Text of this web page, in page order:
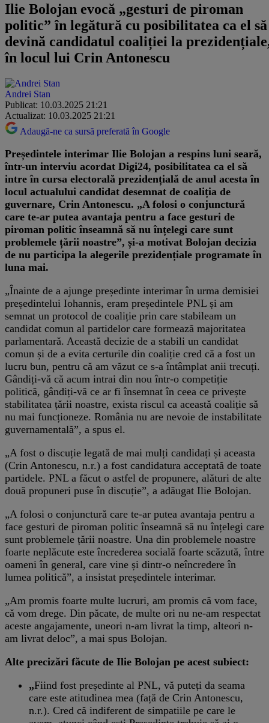
Ilie Bolojan evocă „gesturi de piroman
politic” în legătură cu posibilitatea ca el să
devină candidatul coaliției la
în locul lui Crin Antonescu
Andrei Stan
Publicat: 10.03.2025 21:21
Actualizat: 10.03.2025 21:21
Adaugă-ne ca sursă preferată în Google
Președintele interimar Ilie Bolojan a respins luni seară,
într-un interviu acordat Digi24, posibilitatea ca el să
intre în cursa electorală prezidențială de anul acesta în
locul actualului candidat desemnat de coaliția de
guvernare, Crin Antonescu. „A folosi o conjunctură
care te-ar putea avantaja pentru a face gesturi de
piroman politic înseamnă să nu înțelegi care sunt
problemele țării noastre”, și-a motivat Bolojan decizia
de nu participa la alegerile prezidențiale programate în
luna mai.
„Înainte de a ajunge președinte interimar în urma demisiei
președintelui Iohannis, eram președintele PNL și am
semnat un protocol de coaliție prin care stabileam un
candidat comun al partidelor care formează majoritatea
parlamentară. Această decizie de a stabili un candidat
comun și de a evita certurile din coaliție cred că a fost un
lucru bun, pentru că am văzut ce s-a întâmplat anii trecuți.
Gândiți-vă că acum intrai din nou într-o competiție
politică, gândiți-vă ce ar fi însemnat în ceea ce privește
stabilitatea țării noastre, exista riscul ca această coaliție să
nu mai funcționeze. România nu are nevoie de instabilitate
guvernamentală”, a spus el.
„A fost o discuție legată de mai mulți candidați și aceasta
(Crin Antonescu, n.r.) a fost candidatura acceptată de toate
partidele. PNL a făcut o astfel de propunere, alături de alte
două propuneri puse în discuție”, a adăugat Ilie Bolojan.
„A folosi o conjunctură care te-ar putea avantaja pentru a
face gesturi de piroman politic înseamnă să nu înțelegi care
sunt problemele țării noastre. Una din problemele noastre
foarte neplăcute este încrederea socială foarte scăzută, între
oameni în general, care vine și dintr-o neîncredere în
lumea politică”, a insistat președintele interimar.
„Am promis foarte multe lucruri, am promis că vom face,
că vom drege. Din păcate, de multe ori nu ne-am respectat
aceste angajamente, uneori n-am livrat la timp, alteori n-
am livrat deloc”, a mai spus Bolojan.
Alte precizări făcute de Ilie Bolojan pe acest subiect:
„Fiind fost președinte al PNL, vă puteți da seama
care este atitudinea mea (față de Crin Antonescu,
n.r.). Cred că indiferent de simpatiile pe care le